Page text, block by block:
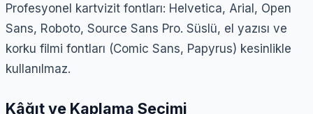
Profesyonel kartvizit fontları: Helvetica, Arial, Open
Sans, Roboto, Source Sans Pro. Süslü, el yazısı ve
korku filmi fontları (Comic Sans, Papyrus) kesinlikle
kullanılmaz.
Kâğıt ve Kaplama Seçimi